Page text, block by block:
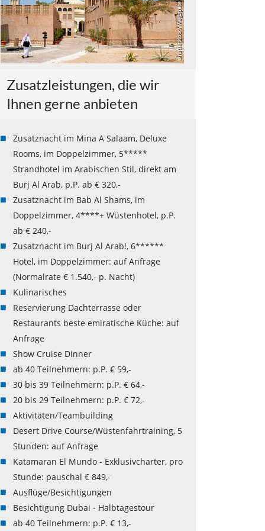
shutterstock/ MagSpace
Zusatzleistungen, die wir
Ihnen gerne anbieten
Zusatznacht im Mina A Salaam, Deluxe
Rooms, im Doppelzimmer, 5*****
Strandhotel im Arabischen Stil, direkt am
Burj Al Arab, p.P. ab € 320,-
Zusatznacht im Bab Al Shams, im
Doppelzimmer, 4****+ Wüstenhotel, p.P.
ab € 240,-
Zusatznacht im Burj Al Arab!, 6******
Hotel, im Doppelzimmer: auf Anfrage
(Normalrate € 1.540,- p. Nacht)
Kulinarisches
Reservierung Dachterrasse oder
Restaurants beste emiratische Küche: auf
Anfrage
Show Cruise Dinner
ab 40 Teilnehmern: p.P. € 59,-
30 bis 39 Teilnehmern: p.P. € 64,-
20 bis 29 Teilnehmern: p.P. € 72,-
Aktivitäten/Teambuilding
Desert Drive Course/Wüstenfahrtraining, 5
Stunden: auf Anfrage
Katamaran El Mundo - Exklusivcharter, pro
Stunde: pauschal € 849,-
Ausflüge/Besichtigungen
Besichtigung Dubai - Halbtagestour
ab 40 Teilnehmern: p.P. € 13,-